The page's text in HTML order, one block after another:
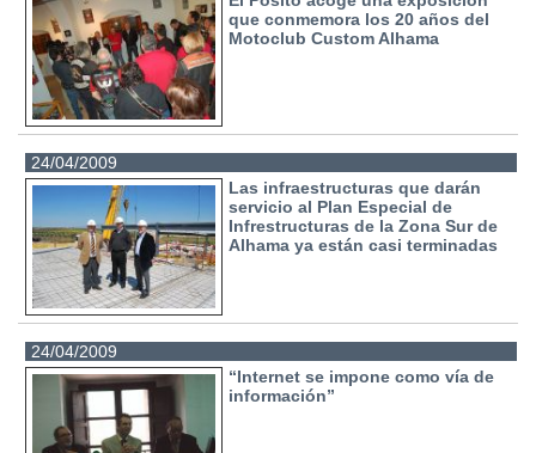
que conmemora los 20 años del
Motoclub Custom Alhama
24/04/2009
Las infraestructuras que darán
servicio al Plan Especial de
Infrestructuras de la Zona Sur de
Alhama ya están casi terminadas
24/04/2009
“Internet se impone como vía de
información”